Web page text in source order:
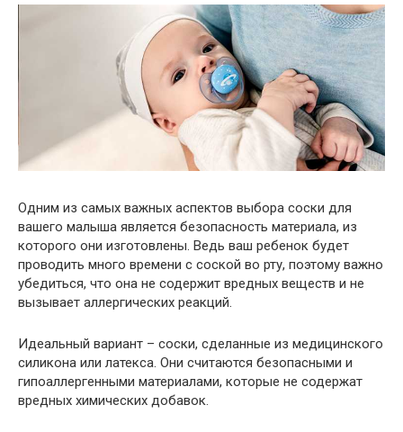
Одним из самых важных аспектов выбора соски для
вашего малыша является безопасность материала, из
которого они изготовлены. Ведь ваш ребенок будет
проводить много времени с соской во рту, поэтому важно
убедиться, что она не содержит вредных веществ и не
вызывает аллергических реакций.
Идеальный вариант – соски, сделанные из медицинского
силикона или латекса. Они считаются безопасными и
гипоаллергенными материалами, которые не содержат
вредных химических добавок.